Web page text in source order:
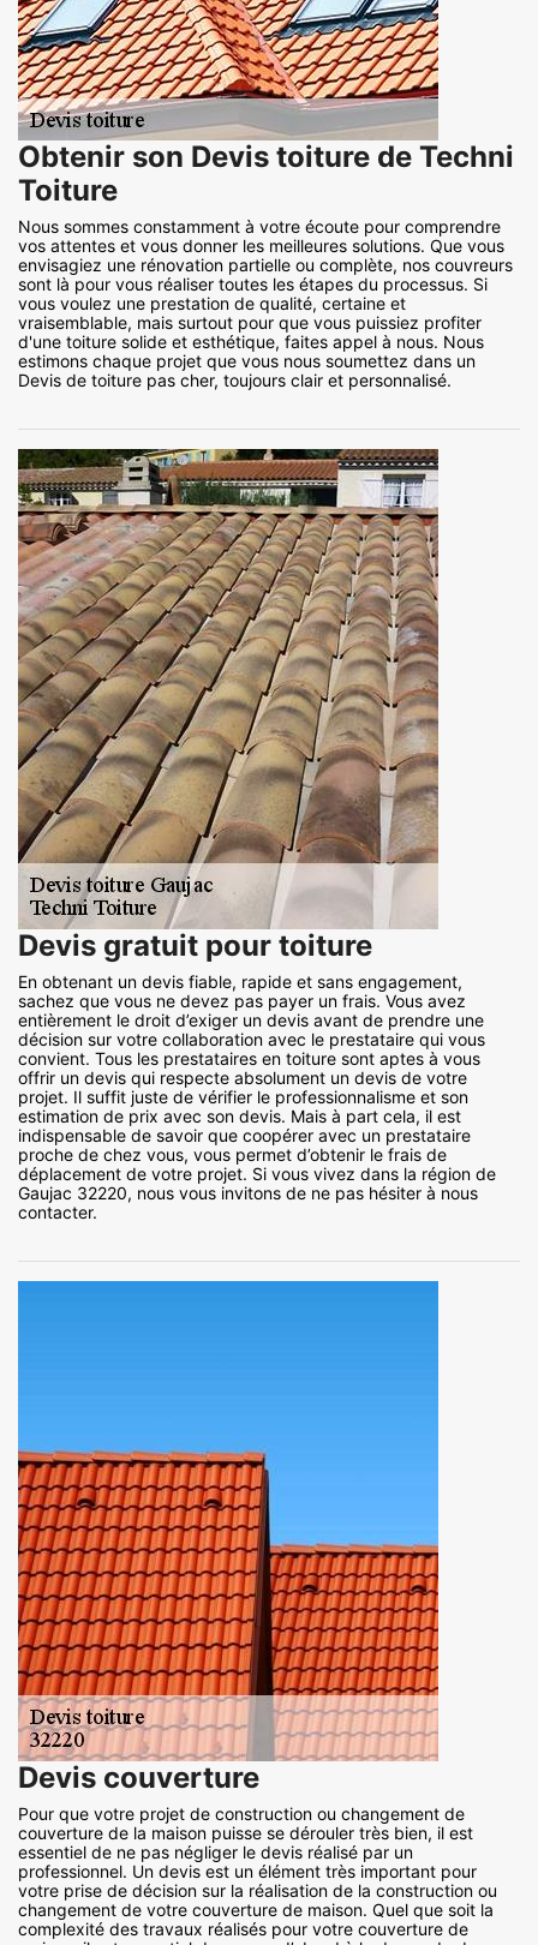
Obtenir son Devis toiture de Techni
Toiture
Nous sommes constamment à votre écoute pour comprendre
vos attentes et vous donner les meilleures solutions. Que vous
envisagiez une rénovation partielle ou complète, nos couvreurs
sont là pour vous réaliser toutes les étapes du processus. Si
vous voulez une prestation de qualité, certaine et
vraisemblable, mais surtout pour que vous puissiez profiter
d'une toiture solide et esthétique, faites appel à nous. Nous
estimons chaque projet que vous nous soumettez dans un
Devis de toiture pas cher, toujours clair et personnalisé.
Devis gratuit pour toiture
En obtenant un devis fiable, rapide et sans engagement,
sachez que vous ne devez pas payer un frais. Vous avez
entièrement le droit d’exiger un devis avant de prendre une
décision sur votre collaboration avec le prestataire qui vous
convient. Tous les prestataires en toiture sont aptes à vous
offrir un devis qui respecte absolument un devis de votre
projet. Il suffit juste de vérifier le professionnalisme et son
estimation de prix avec son devis. Mais à part cela, il est
indispensable de savoir que coopérer avec un prestataire
proche de chez vous, vous permet d’obtenir le frais de
déplacement de votre projet. Si vous vivez dans la région de
Gaujac 32220, nous vous invitons de ne pas hésiter à nous
contacter.
Devis couverture
Pour que votre projet de construction ou changement de
couverture de la maison puisse se dérouler très bien, il est
essentiel de ne pas négliger le devis réalisé par un
professionnel. Un devis est un élément très important pour
votre prise de décision sur la réalisation de la construction ou
changement de votre couverture de maison. Quel que soit la
complexité des travaux réalisés pour votre couverture de